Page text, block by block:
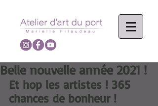
Belle nouvelle année 2021 !
Et hop les artistes ! 365
chances de bonheur !